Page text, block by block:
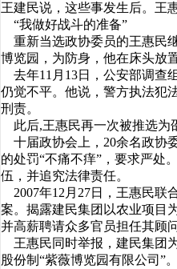
王建民说，这些事发生后。王
“我做好战斗的准备”
重新当选政协委员的王惠民
博览园，为防身，他在床头放
去年11月13日，公安部调查
仍觉不平。他说，警方执法犯
刑责。
此后,王惠民再一次被推选为
十届政协会上，20余名政协
的处罚“不痛不痒”，要求严处
伍，并追究法律责任。
2007年12月27日，王惠民联
案。揭露建民集团以农业项目
并高薪聘请众多官员担任其顾问
王惠民同时举报，建民集团
股份制“紫薇博览园有限公司”